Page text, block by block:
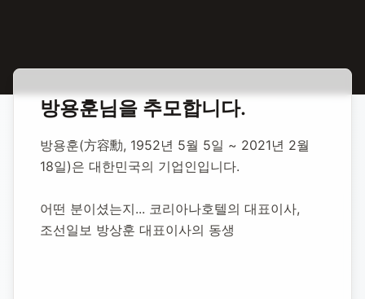
합동 추모 방용훈 기업인
방용훈 기업인
추모소 개설:2021년 2월 18일
방용훈님을 추모합니다.
방용훈(方容勳, 1952년 5월 5일 ~ 2021년 2월
18일)은 대한민국의 기업인입니다.
어떤 분이셨는지... 코리아나호텔의 대표이사,
조선일보 방상훈 대표이사의 동생